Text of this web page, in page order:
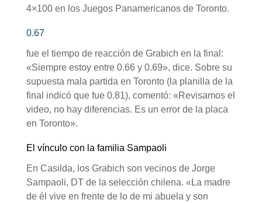
4×100 en los Juegos Panamericanos de Toronto.
0.67
fue el tiempo de reacción de Grabich en la final:
«Siempre estoy entre 0.66 y 0.69», dice. Sobre su
supuesta mala partida en Toronto (la planilla de la
final indicó que fue 0.81), comentó: «Revisamos el
video, no hay diferencias. Es un error de la placa
en Toronto».
El vínculo con la familia Sampaoli
En Casilda, los Grabich son vecinos de Jorge
Sampaoli, DT de la selección chilena. «La madre
de él vive en frente de lo de mi abuela y son